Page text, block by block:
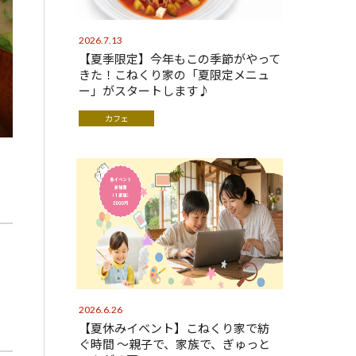
2026.7.13
【夏季限定】今年もこの季節がやって
きた！こねくり家の「夏限定メニュ
ー」がスタートします♪
カフェ
2026.6.26
【夏休みイベント】こねくり家で紡
ぐ時間 〜親子で、家族で、ぎゅっと